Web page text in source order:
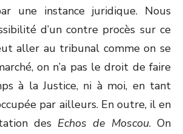
une instance juridique. Nous
d’un contre procès sur ce
aller au tribunal comme on se
on n’a pas le droit de faire
à la Justice, ni à moi, en tant
par ailleurs. En outre, il en
des Echos de Moscou. On